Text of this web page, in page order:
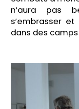
n’aura pas
s’embrasser
dans des